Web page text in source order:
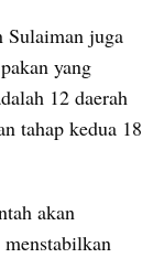
Sulaiman juga
yang
12 daerah
tahap kedua 18
akan